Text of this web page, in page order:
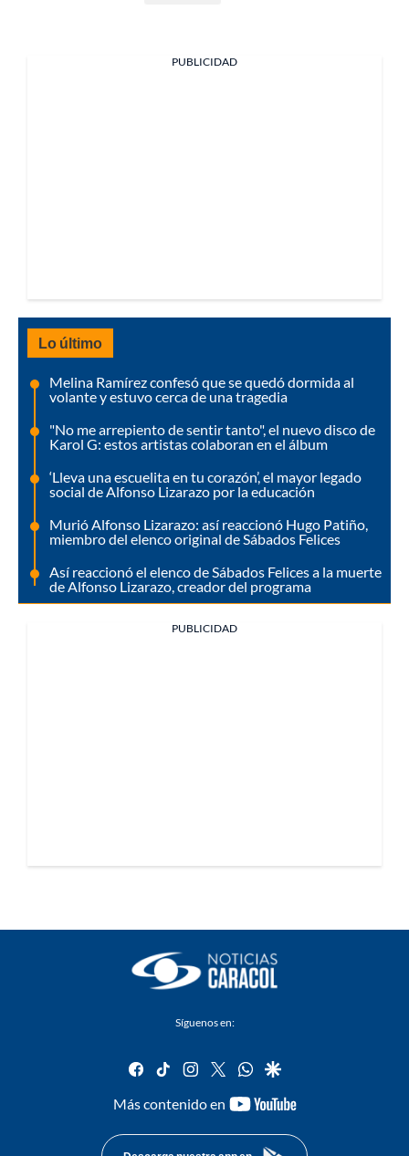
PUBLICIDAD
Lo último
Melina Ramírez confesó que se quedó dormida al
volante y estuvo cerca de una tragedia
"No me arrepiento de sentir tanto", el nuevo disco de
Karol G: estos artistas colaboran en el álbum
‘Lleva una escuelita en tu corazón’, el mayor legado
social de Alfonso Lizarazo por la educación
Murió Alfonso Lizarazo: así reaccionó Hugo Patiño,
miembro del elenco original de Sábados Felices
Así reaccionó el elenco de Sábados Felices a la muerte
de Alfonso Lizarazo, creador del programa
PUBLICIDAD
Síguenos en:
facebook
tiktok instagram
twitterwhatsapp
google
Más contenido en
youtube-